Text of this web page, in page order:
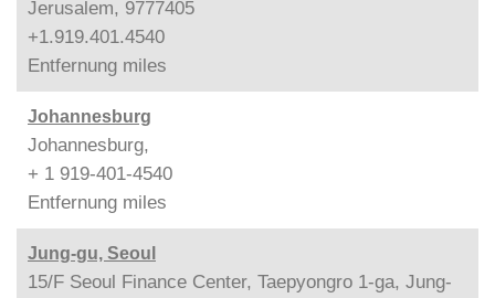
Jerusalem, 9777405
+1.919.401.4540
Entfernung miles
Johannesburg
Johannesburg,
+ 1 919-401-4540
Entfernung miles
Jung-gu, Seoul
15/F Seoul Finance Center, Taepyongro 1-ga, Jung-